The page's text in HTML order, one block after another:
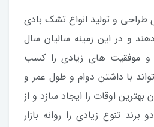
و تولید انواع تشک بادی
و در این زمینه سالیان سال
و موفقیت های زیادی را کسب
با داشتن دوام و طول عمر و
بهترین اوقات را ایجاد سازد و از
تنوع زیادی را روانه بازار